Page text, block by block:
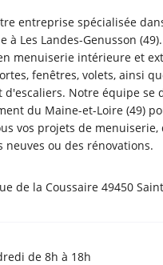
.
Inscription
entreprise spécialisée
à Les Landes-Genusson
menuiserie intérieure et
fenêtres, volets, ainsi
d'escaliers. Notre équipe se
du Maine-et-Loire (49)
vos projets de menuiserie,
ou des rénovations.
de la Coussaire 49450
de 8h à 18h